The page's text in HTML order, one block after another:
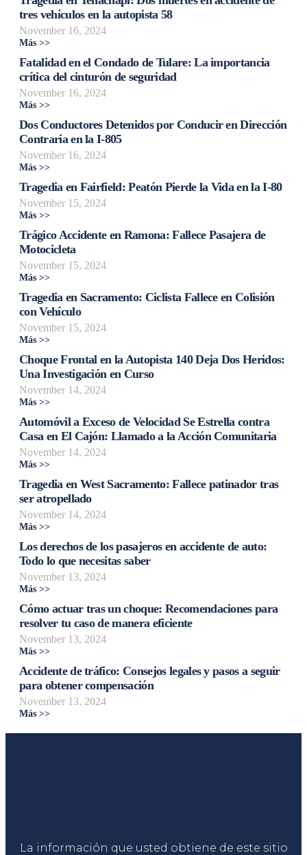
tres vehículos en la autopista 58
November 16, 2024
Más >>
Fatalidad en el Condado de Tulare: La importancia
crítica del cinturón de seguridad
November 16, 2024
Más >>
Dos Conductores Detenidos por Conducir en Dirección
Contraria en la I-805
November 16, 2024
Más >>
Tragedia en Fairfield: Peatón Pierde la Vida en la I-80
November 15, 2024
Más >>
Trágico Accidente en Ramona: Fallece Pasajera de
Motocicleta
November 15, 2024
Más >>
Tragedia en Sacramento: Ciclista Fallece en Colisión
con Vehículo
November 15, 2024
Más >>
Choque Frontal en la Autopista 140 Deja Dos Heridos:
Una Investigación en Curso
November 14, 2024
Más >>
Automóvil a Exceso de Velocidad Se Estrella contra
Casa en El Cajón: Llamado a la Acción Comunitaria
November 14, 2024
Más >>
Tragedia en West Sacramento: Fallece patinador tras
ser atropellado
November 14, 2024
Más >>
Los derechos de los pasajeros en accidente de auto:
Todo lo que necesitas saber
November 13, 2024
Más >>
Cómo actuar tras un choque: Recomendaciones para
resolver tu caso de manera eficiente
November 13, 2024
Más >>
Accidente de tráfico: Consejos legales y pasos a seguir
para obtener compensación
November 13, 2024
Más >>
La información que usted obtiene de este sitio